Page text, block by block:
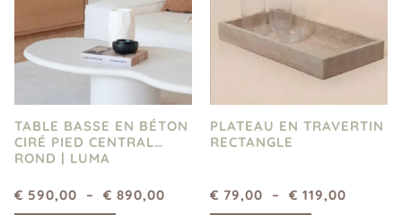
TABLE BASSE EN BÉTON
CIRÉ PIED CENTRAL
ROND | LUMA
€ 590,00 – € 890,00
PLATEAU EN TRAVERTIN
RECTANGLE
€ 79,00 – € 119,00